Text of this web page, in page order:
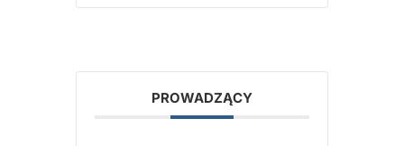
PROWADZĄCY